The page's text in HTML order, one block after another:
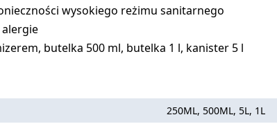
wysokiego reżimu sanitarnego
butelka 500 ml, butelka 1 l, kanister 5 l
250ML, 500ML, 5L, 1L